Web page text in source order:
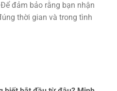
đảm bảo rằng bạn nhận
thời gian và trong tình